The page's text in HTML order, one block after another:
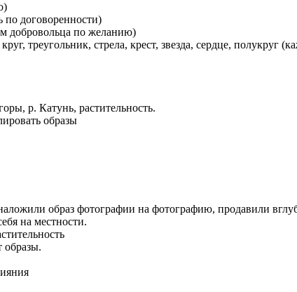
договоренности)
добровольца по желанию)
треугольник, стрела, крест, звезда, сердце, полукруг
р. Катунь, растительность.
образы
образ фотографии на фотографию, продавили
на местности.
образы.